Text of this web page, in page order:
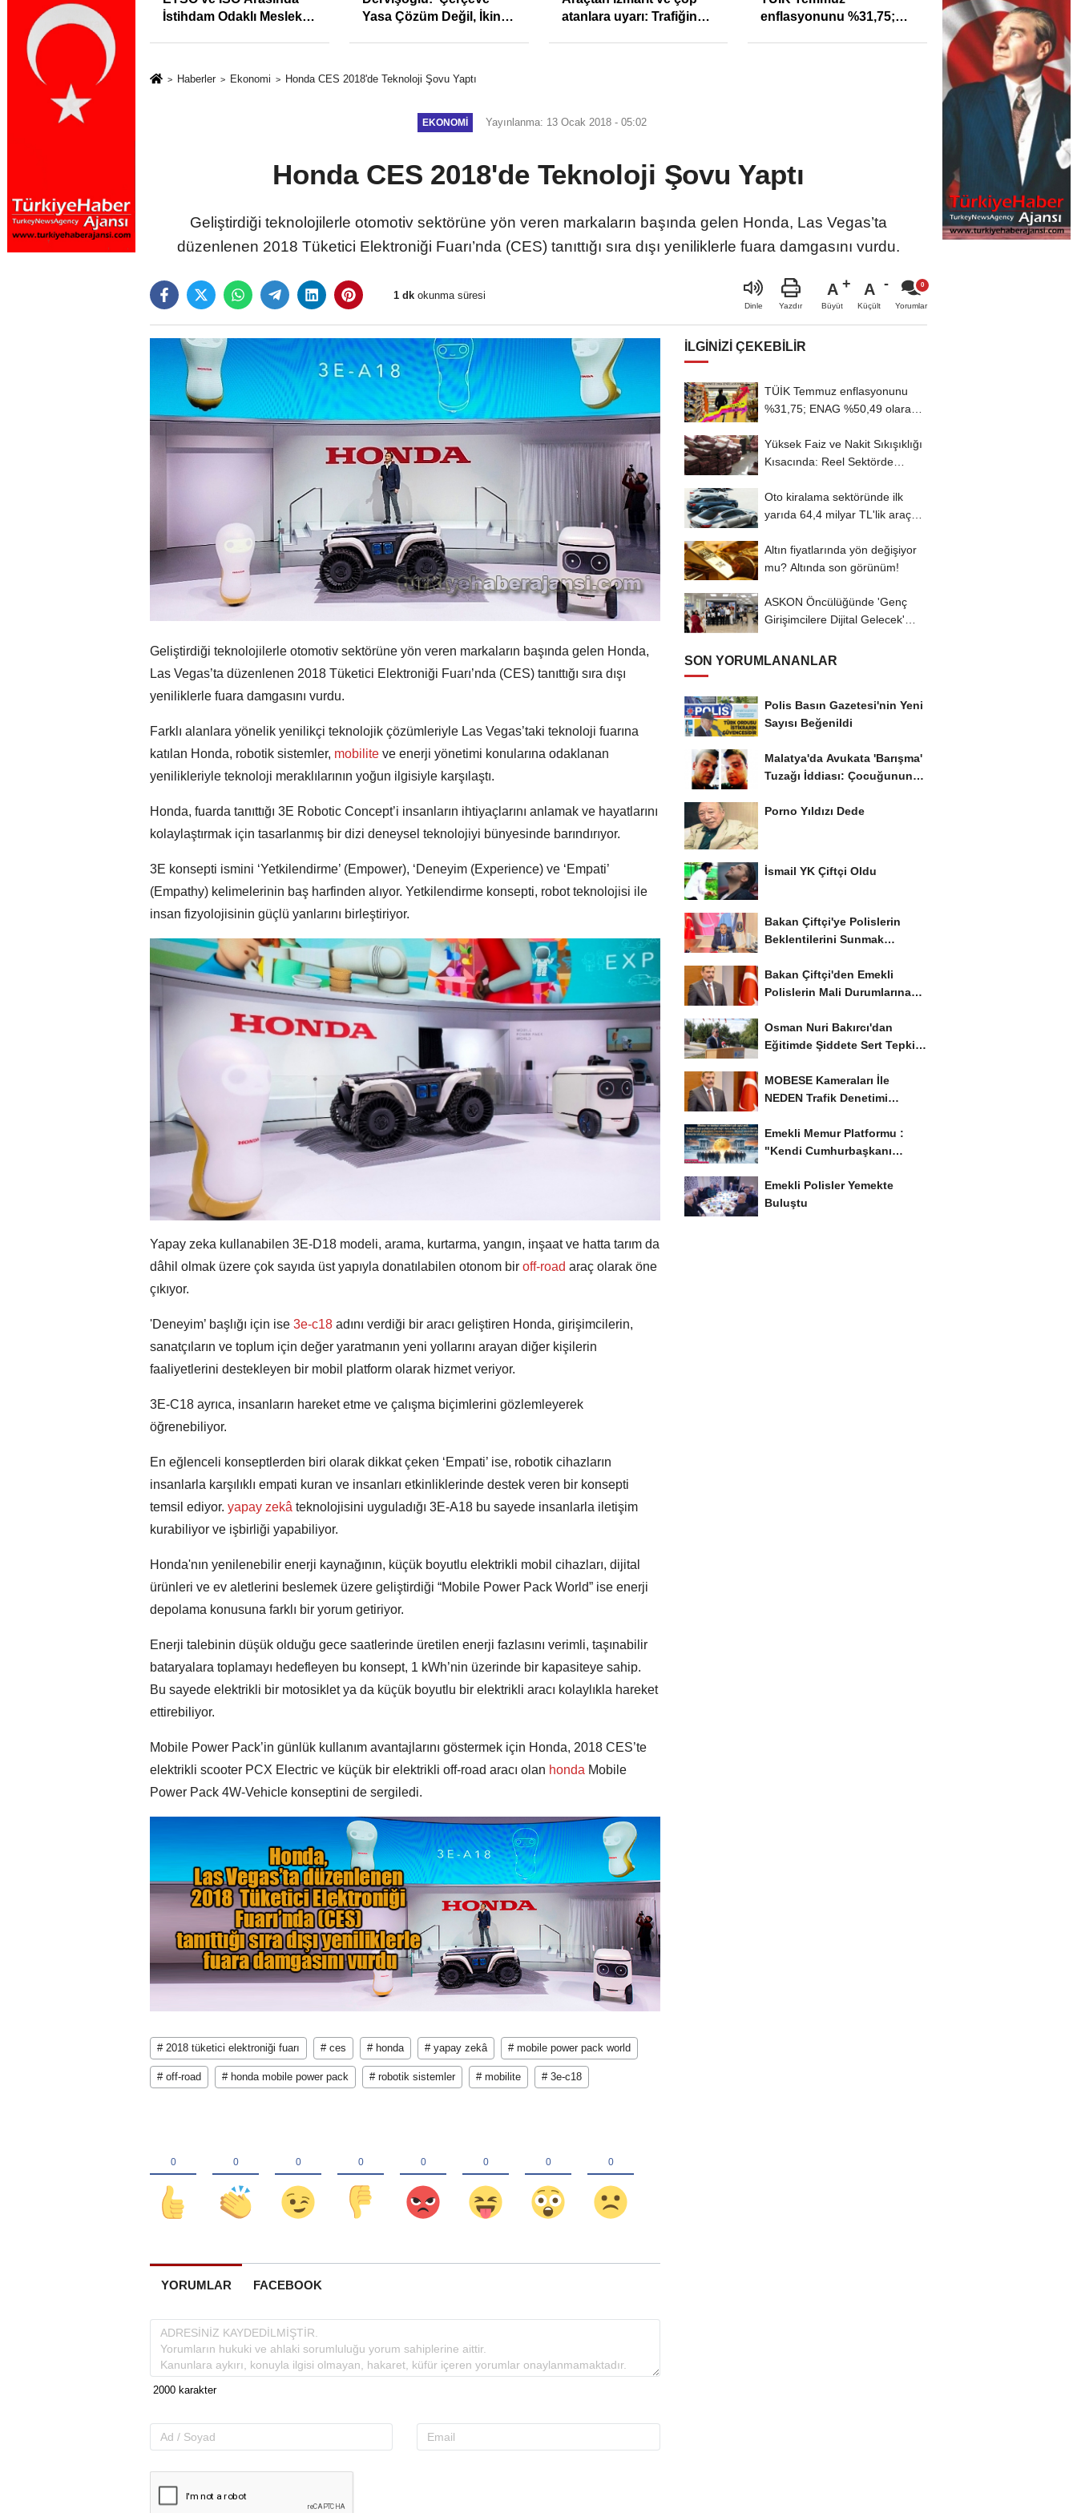
%31,75;
%50,49 olarak
Sıkışıklığı Kısacında:
ilk yarıda 64,4 milyar
soruşturmasında 4
bugün de 3 ünlü ismin
Haberler Ekonomi Honda CES 2018'de Teknoloji Şovu Yaptı
EKONOMI Yayınlanma: 13 Ocak 2018 - 05:02
Honda CES 2018'de Teknoloji Şovu Yaptı
Geliştirdiği teknolojilerle otomotiv sektörüne yön veren markaların başında gelen Honda, Las Vegas’ta
düzenlenen 2018 Tüketici Elektroniği Fuarı’nda (CES) tanıttığı sıra dışı yeniliklerle fuara damgasını vurdu.
1 dk okunma süresi
Dinle Yazdır
A
Büyüt
A
Küçült Yorumlar
Geliştirdiği teknolojilerle otomotiv sektörüne yön veren markaların başında gelen Honda,
Las Vegas’ta düzenlenen 2018 Tüketici Elektroniği Fuarı’nda (CES) tanıttığı sıra dışı
yeniliklerle fuara damgasını vurdu.
Farklı alanlara yönelik yenilikçi teknolojik çözümleriyle Las Vegas’taki teknoloji fuarına
katılan Honda, robotik sistemler, mobilite ve enerji yönetimi konularına odaklanan
yenilikleriyle teknoloji meraklılarının yoğun ilgisiyle karşılaştı.
Honda, fuarda tanıttığı 3E Robotic Concept’i insanların ihtiyaçlarını anlamak ve hayatlarını
kolaylaştırmak için tasarlanmış bir dizi deneysel teknolojiyi bünyesinde barındırıyor.
3E konsepti ismini ‘Yetkilendirme’ (Empower), ‘Deneyim (Experience) ve ‘Empati’
(Empathy) kelimelerinin baş harfinden alıyor. Yetkilendirme konsepti, robot teknolojisi ile
insan fizyolojisinin güçlü yanlarını birleştiriyor.
Yapay zeka kullanabilen 3E-D18 modeli, arama, kurtarma, yangın, inşaat ve hatta tarım da
dâhil olmak üzere çok sayıda üst yapıyla donatılabilen otonom bir off-road araç olarak öne
çıkıyor.
'Deneyim’ başlığı için ise 3e-c18 adını verdiği bir aracı geliştiren Honda, girişimcilerin,
sanatçıların ve toplum için değer yaratmanın yeni yollarını arayan diğer kişilerin
faaliyetlerini destekleyen bir mobil platform olarak hizmet veriyor.
3E-C18 ayrıca, insanların hareket etme ve çalışma biçimlerini gözlemleyerek
öğrenebiliyor.
En eğlenceli konseptlerden biri olarak dikkat çeken ‘Empati’ ise, robotik cihazların
insanlarla karşılıklı empati kuran ve insanları etkinliklerinde destek veren bir konsepti
temsil ediyor. yapay zekâ teknolojisini uyguladığı 3E-A18 bu sayede insanlarla iletişim
kurabiliyor ve işbirliği yapabiliyor.
Honda'nın yenilenebilir enerji kaynağının, küçük boyutlu elektrikli mobil cihazları, dijital
ürünleri ve ev aletlerini beslemek üzere geliştirdiği “Mobile Power Pack World” ise enerji
depolama konusuna farklı bir yorum getiriyor.
Enerji talebinin düşük olduğu gece saatlerinde üretilen enerji fazlasını verimli, taşınabilir
bataryalara toplamayı hedefleyen bu konsept, 1 kWh’nin üzerinde bir kapasiteye sahip.
Bu sayede elektrikli bir motosiklet ya da küçük boyutlu bir elektrikli aracı kolaylıkla hareket
ettirebiliyor.
Mobile Power Pack’in günlük kullanım avantajlarını göstermek için Honda, 2018 CES’te
elektrikli scooter PCX Electric ve küçük bir elektrikli off-road aracı olan honda Mobile
Power Pack 4W-Vehicle konseptini de sergiledi.
# 2018 tüketici elektroniği fuarı # ces # honda # yapay zekâ # mobile power pack world
# off-road # honda mobile power pack # robotik sistemler # mobilite # 3e-c18
YORUMLAR FACEBOOK
İLGINIZI ÇEKEBILIR
TÜİK Temmuz enflasyonunu
%31,75; ENAG %50,49 olarak
Yüksek Faiz ve Nakit Sıkışıklığı
Kısacında: Reel Sektörde
Oto kiralama sektöründe ilk
yarıda 64,4 milyar TL'lik araç
Altın fiyatlarında yön değişiyor
mu? Altında son görünüm!
ASKON Öncülüğünde 'Genç
Girişimcilere Dijital Gelecek'
SON YORUMLANANLAR
Polis Basın Gazetesi'nin Yeni
Sayısı Beğenildi
Malatya'da Avukata 'Barışma'
Tuzağı İddiası: Çocuğunun
Porno Yıldızı Dede
İsmail YK Çiftçi Oldu
Bakan Çiftçi'ye Polislerin
Beklentilerini Sunmak
Bakan Çiftçi'den Emekli
Polislerin Mali Durumlarına
Osman Nuri Bakırcı'dan
Eğitimde Şiddete Sert Tepki:
MOBESE Kameraları İle
NEDEN Trafik Denetimi
Emekli Memur Platformu :
"Kendi Cumhurbaşkanı
Emekli Polisler Yemekte
Buluştu